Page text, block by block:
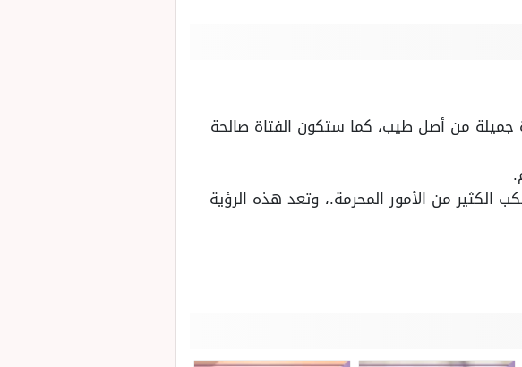
جميلة من أصل طيب، كما ستكون الفتاة صالحة
الكثير من الأمور المحرمة.، وتعد هذه الرؤية